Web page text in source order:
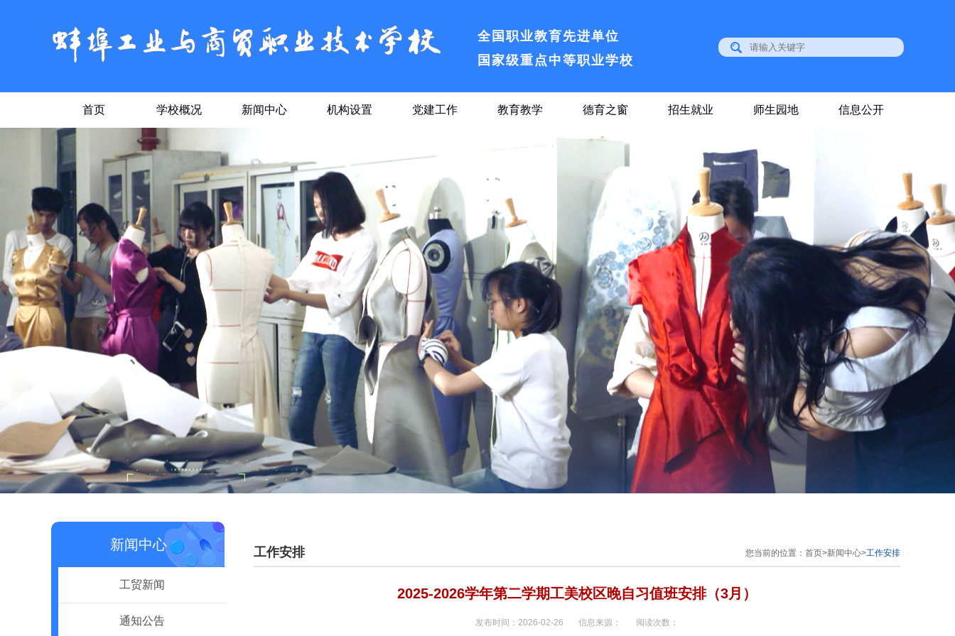
全国职业教育先进单位
国家级重点中等职业学校
全国工艺美术专业委员会成员单位
全国职业教育先进单位
首页 学校概况 新闻中心 机构设置 党建工作 教育教学 德育之窗 招生就业 师生园地 信息公开
新闻中心
工贸新闻
通知公告
工作安排 您当前的位置： 首页>新闻中心>工作安排
2025-2026学年第二学期工美校区晚自习值班安排（3月）
发布时间：2026-02-26 信息来源： 阅读次数：